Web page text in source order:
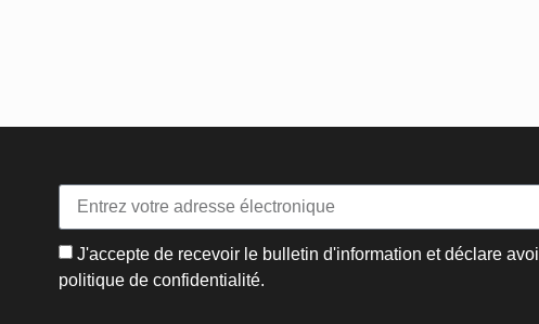
J'accepte de recevoir le bulletin d'information et déclare
politique de confidentialité.